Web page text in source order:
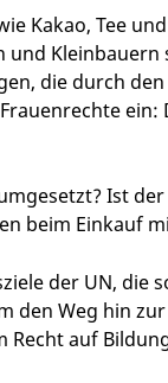
Kakao, Tee
die durch
Ist
beim Einkauf
der UN, die
den Weg hin
Recht auf